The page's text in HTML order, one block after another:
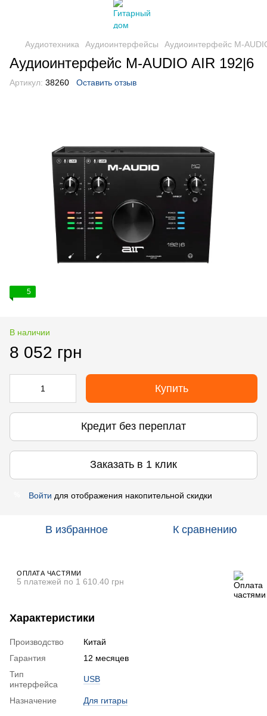
Аудиотехника Аудиоинтерфейсы Аудиоинтерфейс M-
Аудиоинтерфейс M-AUDIO AIR 192|6
Артикул: 38260 Оставить отзыв
5
В наличии
8 052 грн
Купить
Кредит без переплат
Заказать в 1 клик
Войти для отображения накопительной скидки
В избранное К сравнению
ОПЛАТА ЧАСТЯМИ
5 платежей по 1 610.40 грн
Характеристики
Производство
Китай
Гарантия
12 месяцев
Тип
интерфейса
USB
Назначение Для гитары